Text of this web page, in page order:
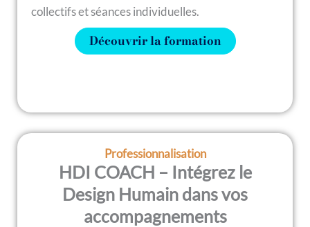
collectifs et séances individuelles.
Découvrir la formation
Professionnalisation
HDI COACH – Intégrez le
Design Humain dans vos
accompagnements